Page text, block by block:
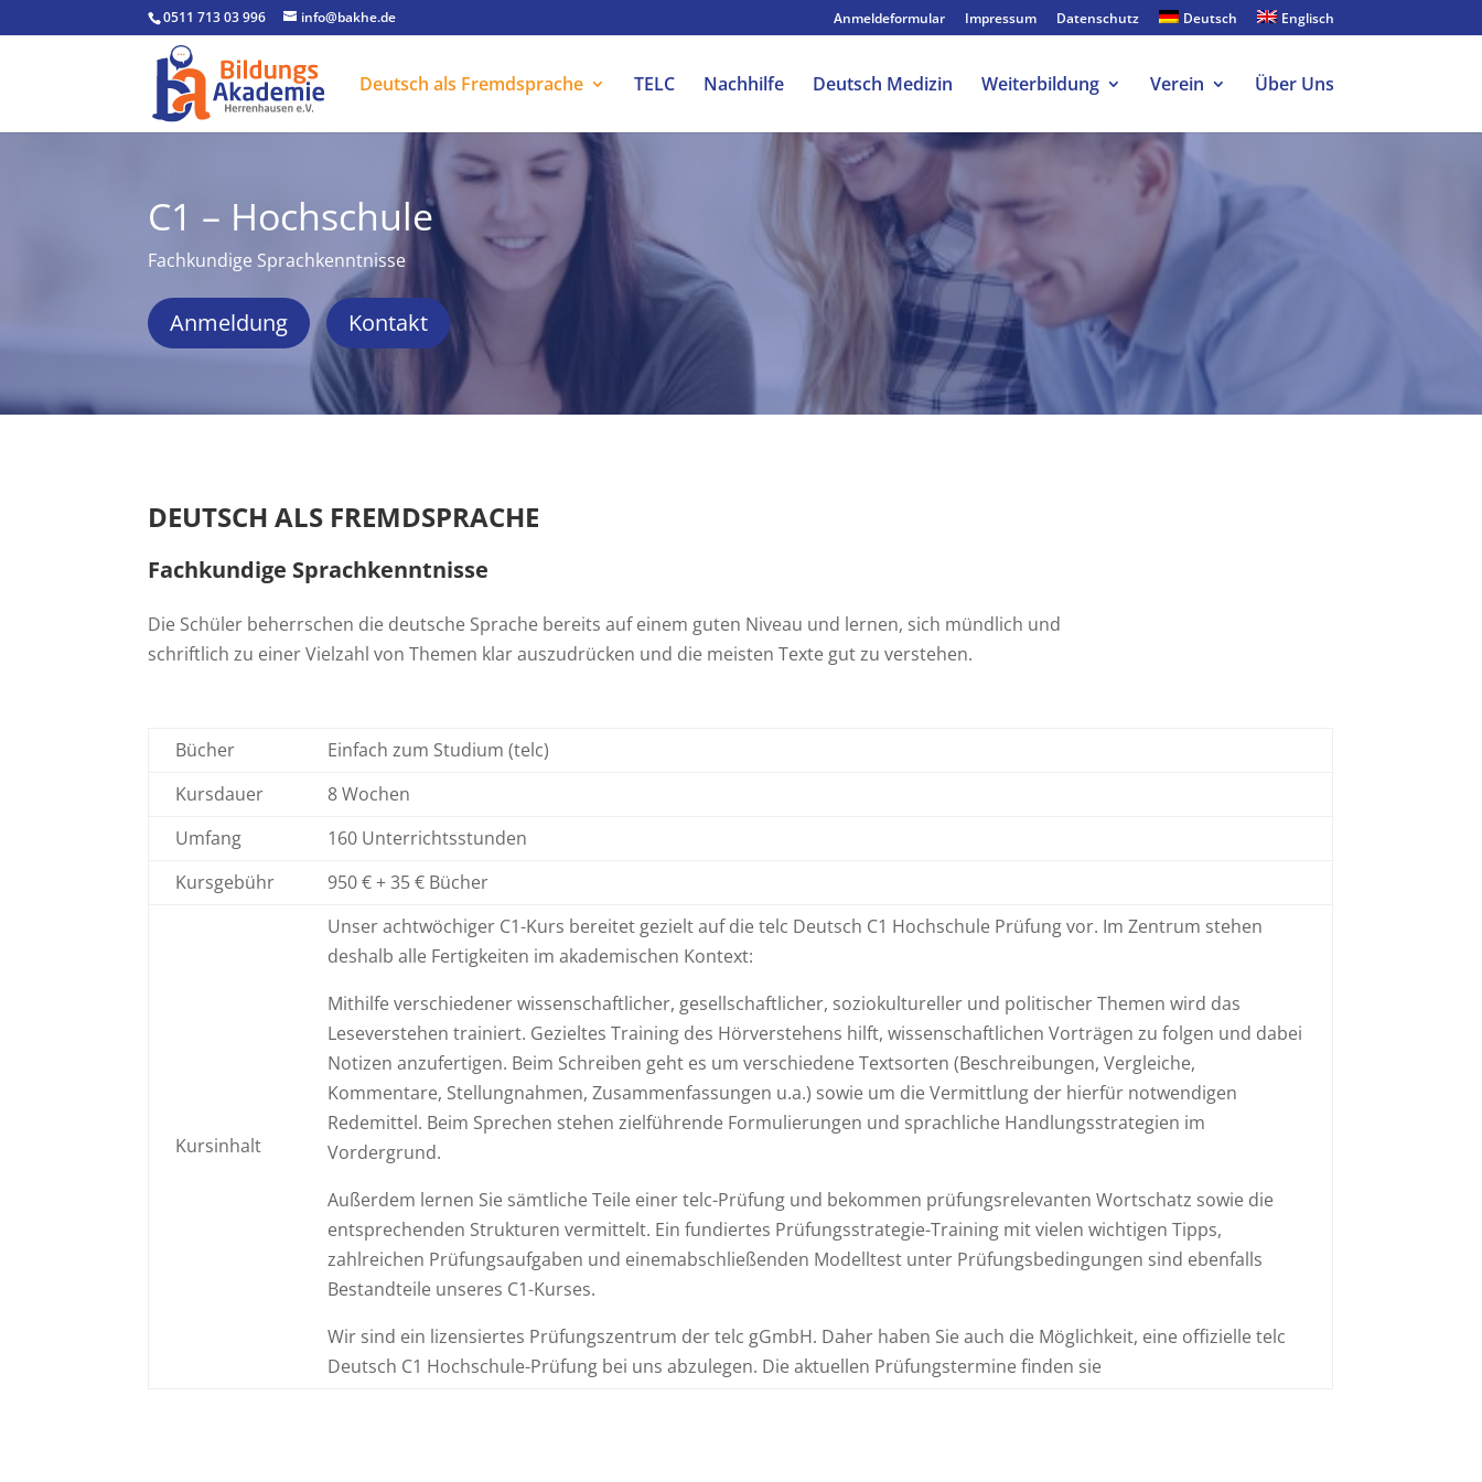
0511 713 03 996 info@bakhe.de Anmeldeformular Impressum Datenschutz Deutsch Englisch
Deutsch als Fremdsprache TELC Nachhilfe Deutsch Medizin Weiterbildung Verein Über Uns
C1 – Hochschule
Fachkundige Sprachkenntnisse
Anmeldung Kontakt
DEUTSCH ALS FREMDSPRACHE
Fachkundige Sprachkenntnisse
Die Schüler beherrschen die deutsche Sprache bereits auf einem guten Niveau und lernen, sich mündlich und
schriftlich zu einer Vielzahl von Themen klar auszudrücken und die meisten Texte gut zu verstehen.
Bücher
Einfach zum Studium (telc)
Kursdauer
8 Wochen
Umfang
160 Unterrichtsstunden
Kursgebühr
950 € + 35 € Bücher
Kursinhalt
Unser achtwöchiger C1-Kurs bereitet gezielt auf die telc Deutsch C1 Hochschule Prüfung vor. Im Zentrum stehen
deshalb alle Fertigkeiten im akademischen Kontext:
Mithilfe verschiedener wissenschaftlicher, gesellschaftlicher, soziokultureller und politischer Themen wird das
Leseverstehen trainiert. Gezieltes Training des Hörverstehens hilft, wissenschaftlichen Vorträgen zu folgen und dabei
Notizen anzufertigen. Beim Schreiben geht es um verschiedene Textsorten (Beschreibungen, Vergleiche,
Kommentare, Stellungnahmen, Zusammenfassungen u.a.) sowie um die Vermittlung der hierfür notwendigen
Redemittel. Beim Sprechen stehen zielführende Formulierungen und sprachliche Handlungsstrategien im
Vordergrund.
Außerdem lernen Sie sämtliche Teile einer telc-Prüfung und bekommen prüfungsrelevanten Wortschatz sowie die
entsprechenden Strukturen vermittelt. Ein fundiertes Prüfungsstrategie-Training mit vielen wichtigen Tipps,
zahlreichen Prüfungsaufgaben und einemabschließenden Modelltest unter Prüfungsbedingungen sind ebenfalls
Bestandteile unseres C1-Kurses.
Wir sind ein lizensiertes Prüfungszentrum der telc gGmbH. Daher haben Sie auch die Möglichkeit, eine offizielle telc
Deutsch C1 Hochschule-Prüfung bei uns abzulegen. Die aktuellen Prüfungstermine finden sie